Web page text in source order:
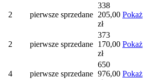
2 pierwsze sprzedane
338
205,00
zł
Pokaż
2 pierwsze sprzedane
373
170,00
zł
Pokaż
4 pierwsze sprzedane
650
976,00 Pokaż